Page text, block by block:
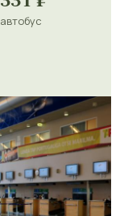
автобус